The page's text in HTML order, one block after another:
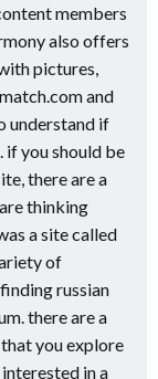
members
also offers
pictures,
and
understand if
if you should be
there are a
thinking
a site called
of
russian
there are a
you explore
in a